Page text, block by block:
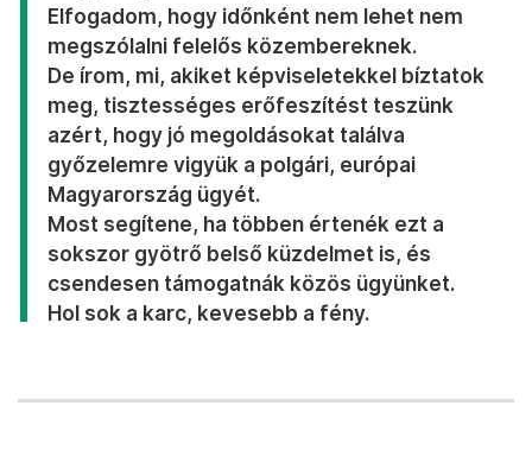
Elfogadom, hogy időnként nem lehet nem
megszólalni felelős közembereknek.
De írom, mi, akiket képviseletekkel bíztatok
meg, tisztességes erőfeszítést teszünk
azért, hogy jó megoldásokat találva
győzelemre vigyük a polgári, európai
Magyarország ügyét.
Most segítene, ha többen értenék ezt a
sokszor gyötrő belső küzdelmet is, és
csendesen támogatnák közös ügyünket.
Hol sok a karc, kevesebb a fény.